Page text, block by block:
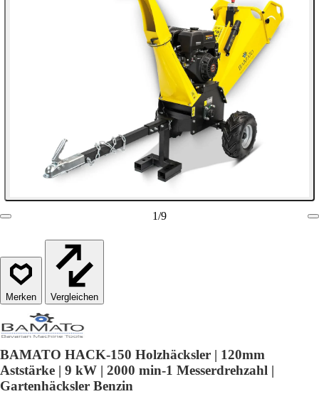
1/9
Vergleichen
BAMATO HACK-150 Holzhäcksler | 120mm
Aststärke | 9 kW | 2000 min-1 Messerdrehzahl |
Gartenhäcksler Benzin